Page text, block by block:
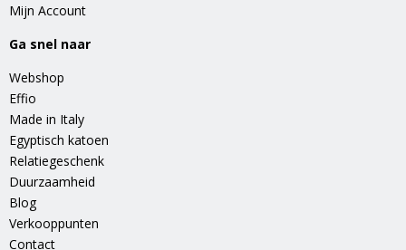
Mijn Account
Ga snel naar
Webshop
Effio
Made in Italy
Egyptisch katoen
Relatiegeschenk
Duurzaamheid
Blog
Verkooppunten
Contact